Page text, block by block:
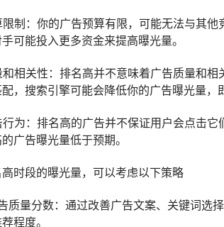
制：你的广告预算有限，可能无法与其
可能投入更多资金来提高曝光量。
相关性：排名高并不意味着广告质量和
，搜索引擎可能会降低你的广告曝光量，
为：排名高的广告并不保证用户会点击
广告曝光量低于预期。
时段的曝光量，可以考虑以下策略
质量分数：通过改善广告文案、关键词选
程度。